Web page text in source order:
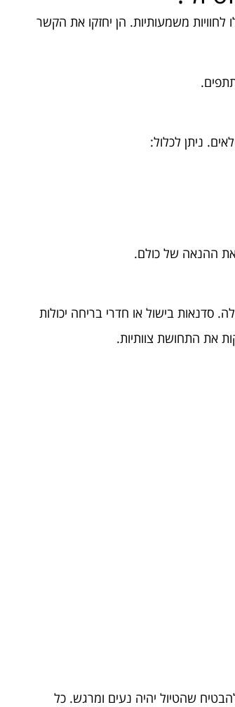
לחוויות משמעותיות. הן יחזקו את הקשר
ניתן לכלול:
את ההנאה של כולם.
סדנאות בישול או חדרי בריחה יכולות
את התחושת צוותיות.
שהטיול יהיה נעים ומרגש. כל